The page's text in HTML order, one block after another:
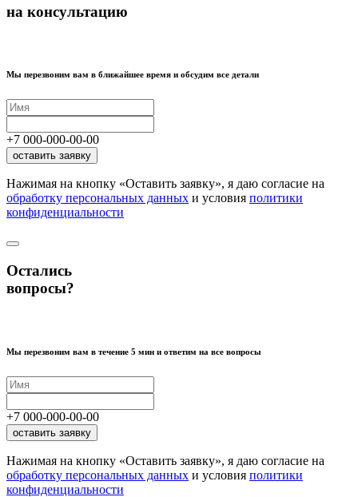
на консультацию
Мы перезвоним вам в ближайшее время и обсудим все детали
+7 000-000-00-00
оставить заявку
Нажимая на кнопку «Оставить заявку», я даю согласие на
обработку персональных данных и условия политики
конфиденциальности
Остались
вопросы?
Мы перезвоним вам в течение 5 мин и ответим на все вопросы
+7 000-000-00-00
оставить заявку
Нажимая на кнопку «Оставить заявку», я даю согласие на
обработку персональных данных и условия политики
конфиденциальности